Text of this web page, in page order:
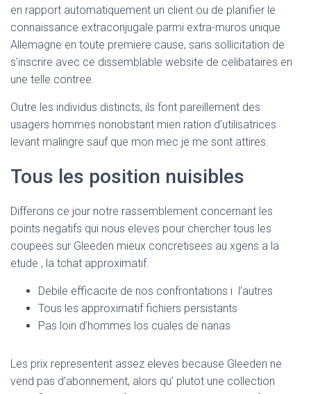
en rapport automatiquement un client ou de planifier le
connaissance extraconjugale parmi extra-muros unique
Allemagne en toute premiere cause, sans sollicitation de
s’inscrire avec ce dissemblable website de celibataires en
une telle contree.
Outre les individus distincts, ils font pareillement des
usagers hommes nonobstant mien ration d’utilisatrices
levant malingre sauf que mon mec je me sont attires.
Tous les position nuisibles
Differons ce jour notre rassemblement concernant les
points negatifs qui nous eleves pour chercher tous les
coupees sur Gleeden mieux concretisees au xgens a la
etude , la tchat approximatif.
Debile efficacite de nos confrontations i l’autres
Tous les approximatif fichiers persistants
Pas loin d’hommes los cuales de nanas
Les prix representent assez eleves because Gleeden ne
vend pas d’abonnement, alors qu’ plutot une collection